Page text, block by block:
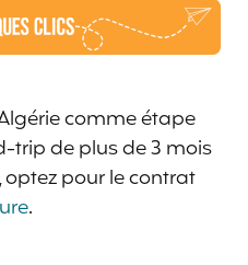
comme étape
trip de plus de 3 mois
pour le contrat
.